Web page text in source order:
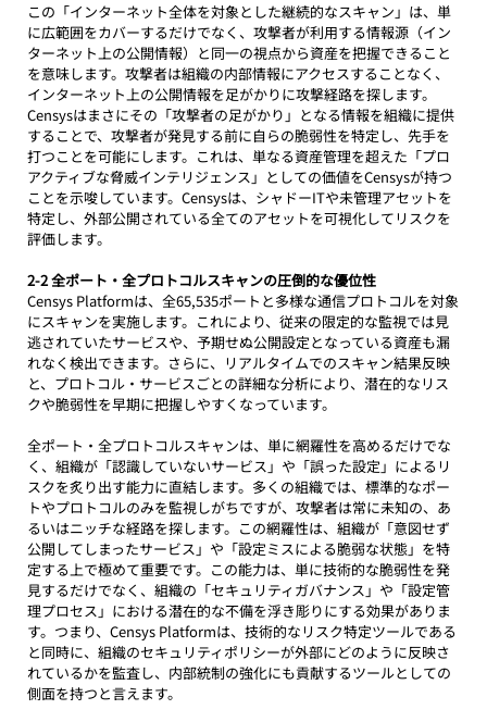
この「インターネット全体を対象とした継続的なスキャン」は、単
に広範囲をカバーするだけでなく、攻撃者が利用する情報源（イン
ターネット上の公開情報）と同一の視点から資産を把握できること
を意味します。攻撃者は組織の内部情報にアクセスすることなく、
インターネット上の公開情報を足がかりに攻撃経路を探します。
Censysはまさにその「攻撃者の足がかり」となる情報を組織に提供
することで、攻撃者が発見する前に自らの脆弱性を特定し、先手を
打つことを可能にします。これは、単なる資産管理を超えた「プロ
アクティブな脅威インテリジェンス」としての価値をCensysが持つ
ことを示唆しています。Censysは、シャドーITや未管理アセットを
特定し、外部公開されている全てのアセットを可視化してリスクを
評価します。
2-2 全ポート・全プロトコルスキャンの圧倒的な優位性
Censys Platformは、全65,535ポートと多様な通信プロトコルを対象
にスキャンを実施します。これにより、従来の限定的な監視では見
逃されていたサービスや、予期せぬ公開設定となっている資産も漏
れなく検出できます。さらに、リアルタイムでのスキャン結果反映
と、プロトコル・サービスごとの詳細な分析により、潜在的なリス
クや脆弱性を早期に把握しやすくなっています。
全ポート・全プロトコルスキャンは、単に網羅性を高めるだけでな
く、組織が「認識していないサービス」や「誤った設定」によるリ
スクを炙り出す能力に直結します。多くの組織では、標準的なポー
トやプロトコルのみを監視しがちですが、攻撃者は常に未知の、あ
るいはニッチな経路を探します。この網羅性は、組織が「意図せず
公開してしまったサービス」や「設定ミスによる脆弱な状態」を特
定する上で極めて重要です。この能力は、単に技術的な脆弱性を発
見するだけでなく、組織の「セキュリティガバナンス」や「設定管
理プロセス」における潜在的な不備を浮き彫りにする効果がありま
す。つまり、Censys Platformは、技術的なリスク特定ツールである
と同時に、組織のセキュリティポリシーが外部にどのように反映さ
れているかを監査し、内部統制の強化にも貢献するツールとしての
側面を持つと言えます。